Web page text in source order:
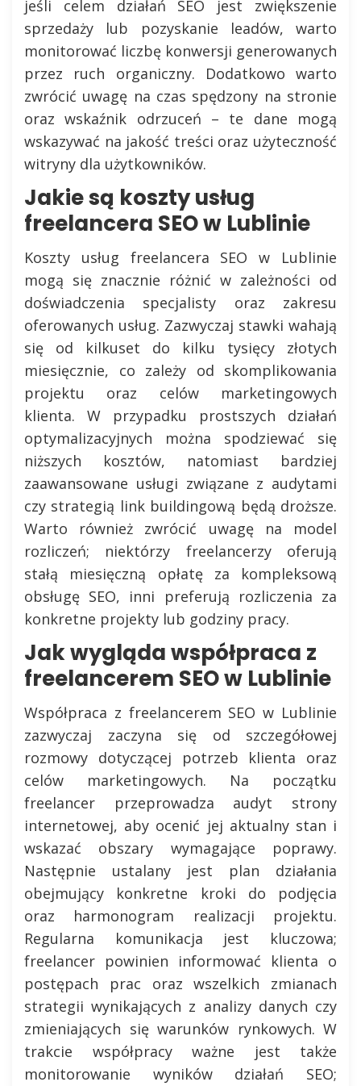
jeśli celem działań SEO jest zwiększenie
sprzedaży lub pozyskanie leadów, warto
monitorować liczbę konwersji generowanych
przez ruch organiczny. Dodatkowo warto
zwrócić uwagę na czas spędzony na stronie
oraz wskaźnik odrzuceń – te dane mogą
wskazywać na jakość treści oraz użyteczność
witryny dla użytkowników.
Jakie są koszty usług
freelancera SEO w Lublinie
Koszty usług freelancera SEO w Lublinie
mogą się znacznie różnić w zależności od
doświadczenia specjalisty oraz zakresu
oferowanych usług. Zazwyczaj stawki wahają
się od kilkuset do kilku tysięcy złotych
miesięcznie, co zależy od skomplikowania
projektu oraz celów marketingowych
klienta. W przypadku prostszych działań
optymalizacyjnych można spodziewać się
niższych kosztów, natomiast bardziej
zaawansowane usługi związane z audytami
czy strategią link buildingową będą droższe.
Warto również zwrócić uwagę na model
rozliczeń; niektórzy freelancerzy oferują
stałą miesięczną opłatę za kompleksową
obsługę SEO, inni preferują rozliczenia za
konkretne projekty lub godziny pracy.
Jak wygląda współpraca z
freelancerem SEO w Lublinie
Współpraca z freelancerem SEO w Lublinie
zazwyczaj zaczyna się od szczegółowej
rozmowy dotyczącej potrzeb klienta oraz
celów marketingowych. Na początku
freelancer przeprowadza audyt strony
internetowej, aby ocenić jej aktualny stan i
wskazać obszary wymagające poprawy.
Następnie ustalany jest plan działania
obejmujący konkretne kroki do podjęcia
oraz harmonogram realizacji projektu.
Regularna komunikacja jest kluczowa;
freelancer powinien informować klienta o
postępach prac oraz wszelkich zmianach
strategii wynikających z analizy danych czy
zmieniających się warunków rynkowych. W
trakcie współpracy ważne jest także
monitorowanie wyników działań SEO;